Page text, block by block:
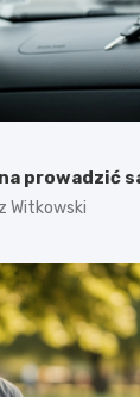
prowadzić
Witkowski